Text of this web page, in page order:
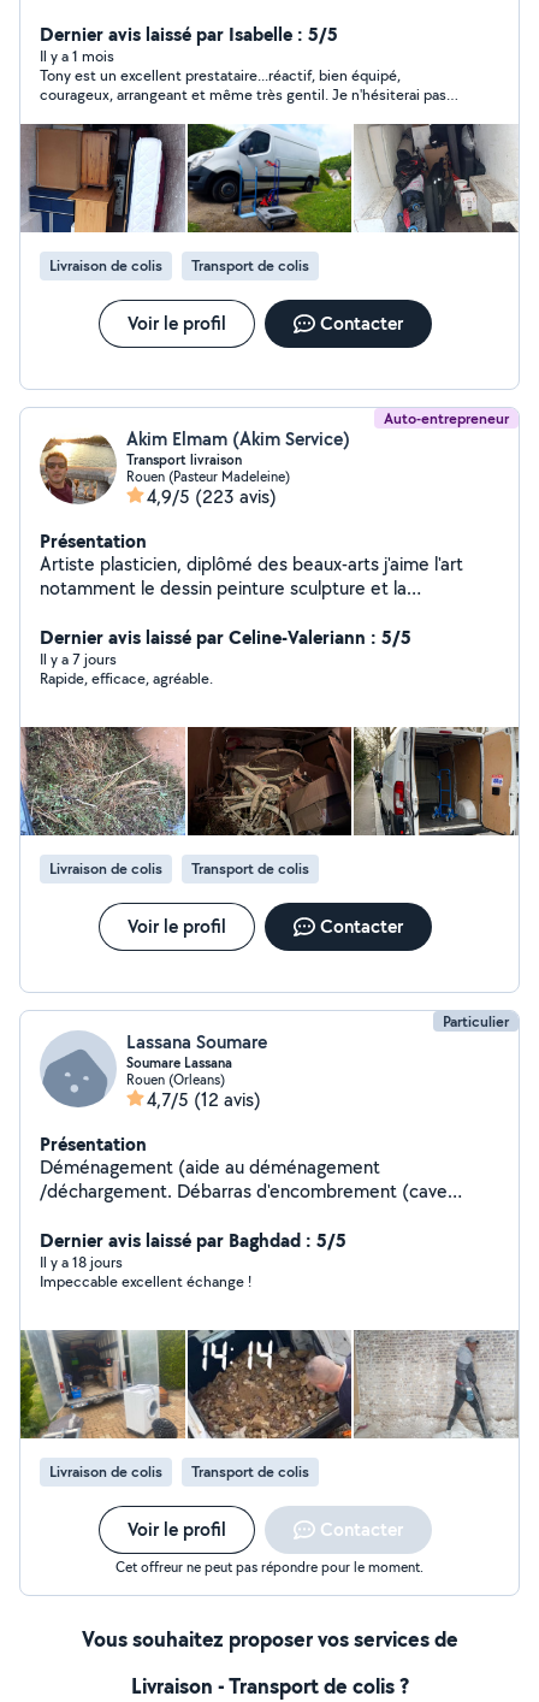
Dernier avis laissé par Isabelle : 5/5
Il y a 1 mois
Tony est un excellent prestataire...réactif, bien équipé,
courageux, arrangeant et même très gentil. Je n'hésiterai pas à
Livraison de colis Transport de colis
Voir le profil Contacter
Auto-entrepreneur
Akim Elmam (Akim Service)
Transport livraison
Rouen (Pasteur Madeleine)
4,9/5 (223 avis)
Présentation
Artiste plasticien, diplômé des beaux-arts j'aime l'art
notamment le dessin peinture sculpture et la
montage de meubles, je propose mes services selon le
besoin de mes clients, transport, aide au
déménagement, débarras, livraison,
Dernier avis laissé par Celine-Valeriann : 5/5
Il y a 7 jours
Rapide, efficace, agréable.
Livraison de colis Transport de colis
Voir le profil Contacter
Particulier
Lassana Soumare
Soumare Lassana
Rouen (Orleans)
4,7/5 (12 avis)
Présentation
Déménagement (aide au déménagement
/déchargement. Débarras d'encombrement (cave
Dernier avis laissé par Baghdad : 5/5
Il y a 18 jours
Impeccable excellent échange !
Livraison de colis Transport de colis
Voir le profil Contacter
Cet offreur ne peut pas répondre pour le moment.
Vous souhaitez proposer vos services de
Livraison - Transport de colis ?